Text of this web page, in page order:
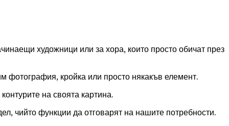
художници или за хора, които просто обичат през
фотография, кройка или просто някакъв елемент.
на своята картина.
чийто функции да отговарят на нашите потребности.